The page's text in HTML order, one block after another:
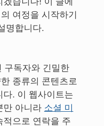
여정을 시작하기
명합니다.
구독자와 긴밀한
종류의 콘텐츠로
다. 이 웹사이트는
만 아니라 소셜 미
적으로 연락을 주